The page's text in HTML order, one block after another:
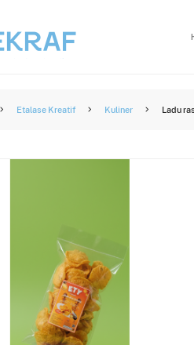
Etalase Kreatif Kuliner Ladu